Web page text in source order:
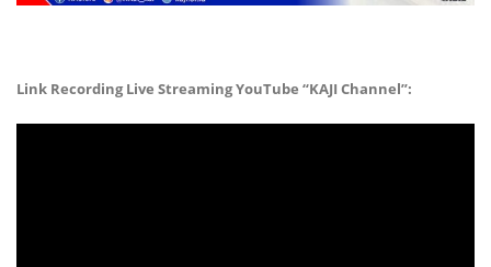
Link Recording Live Streaming YouTube “KAJI Channel”: